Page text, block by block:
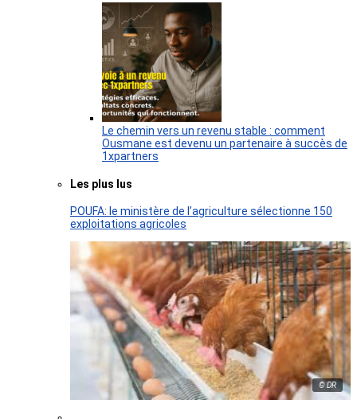
Le chemin vers un revenu stable : comment
Ousmane est devenu un partenaire à succès de
1xpartners
Les plus lus
POUFA: le ministère de l’agriculture sélectionne 150
exploitations agricoles
© DR